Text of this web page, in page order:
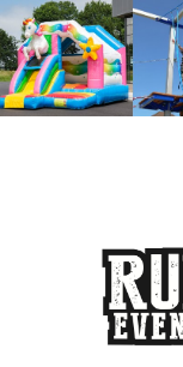
Skip
to
content